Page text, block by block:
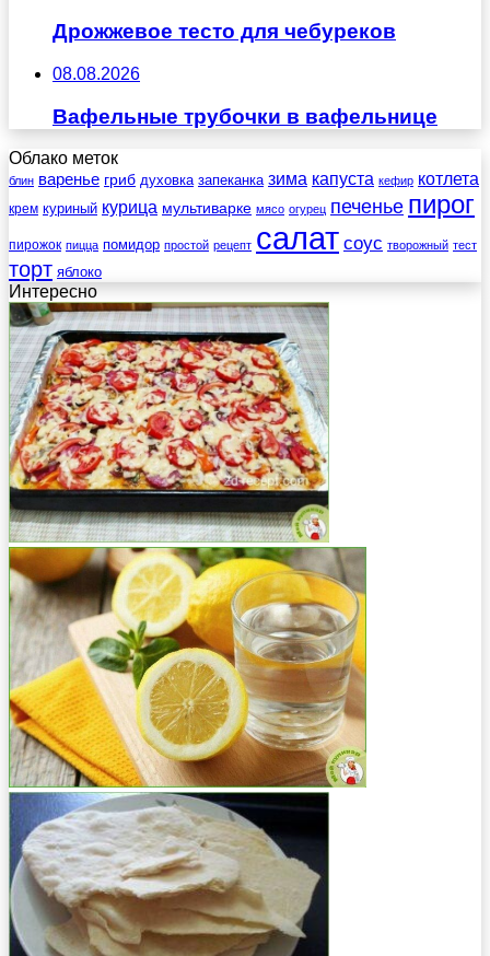
Дрожжевое тесто для чебуреков
08.08.2026
Вафельные трубочки в вафельнице
Облако меток
блин варенье гриб духовка запеканка зима капуста кефир котлета
крем куриный курица мультиварке мясо огурец печенье пирог
пирожок пицца помидор простой рецепт салат соус творожный тест
торт яблоко
Интересно